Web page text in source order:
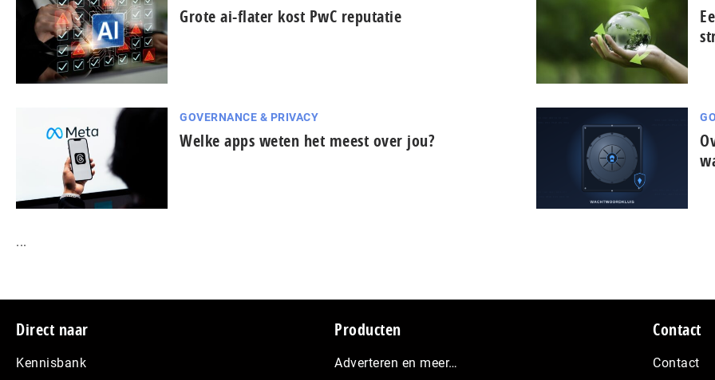
Grote ai-flater kost PwC reputatie
GOVERNANCE & PRIVACY
Welke apps weten het meest over jou?
...
Footer
Direct naar
Kennisbank
Producten
Adverteren en meer…
Contact
Contact